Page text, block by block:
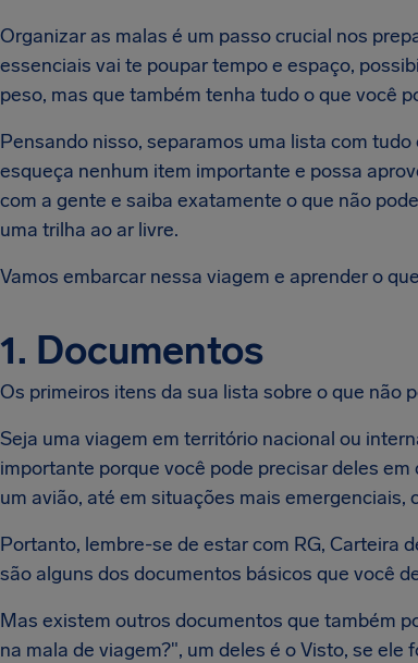
Organizar as malas é um passo crucial nos
essenciais vai te poupar tempo e espaço,
peso, mas que também tenha tudo o que você
Pensando nisso, separamos uma lista com
esqueça nenhum item importante e possa
com a gente e saiba exatamente o que não
uma trilha ao ar livre.
Vamos embarcar nessa viagem e aprender o
1. Documentos
Os primeiros itens da sua lista sobre o que não
Seja uma viagem em território nacional ou
importante porque você pode precisar deles
um avião, até em situações mais emergenciais,
Portanto, lembre-se de estar com RG, Carteira
são alguns dos documentos básicos que você
Mas existem outros documentos que também
na mala de viagem?", um deles é o Visto, se